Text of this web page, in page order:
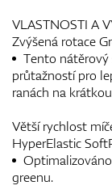
VLASTNOSTI A
Zvýšená rotace
Tento nátěrový
průtažností pro
ranách na
Větší rychlost
HyperElastic
greenu.